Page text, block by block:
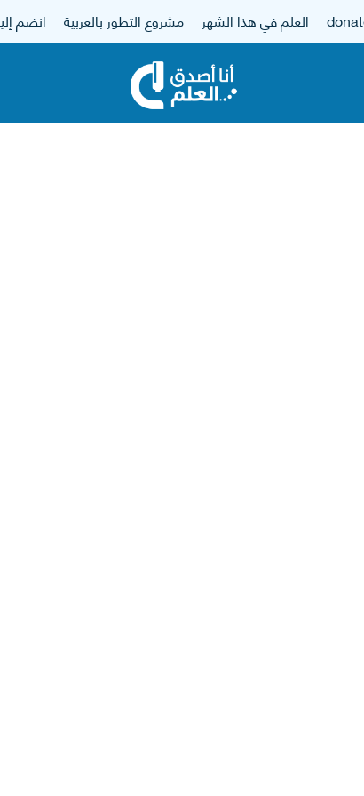
العلم في هذا الشهر مشروع التطور بالعربية انضم